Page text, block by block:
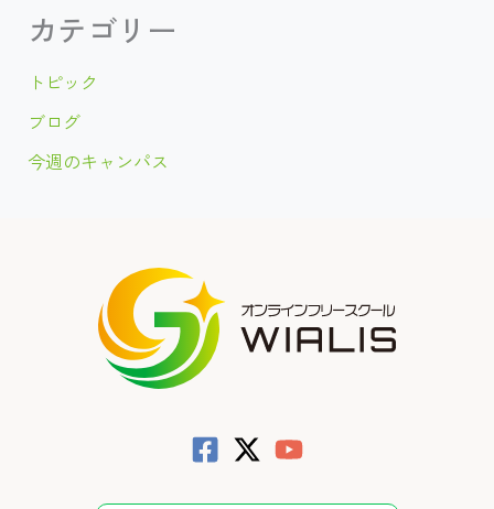
10
代
WEB
開
発
の
社
を
カ
イ
ブ
カテゴリー
トピック
ブログ
今週のキャンパス